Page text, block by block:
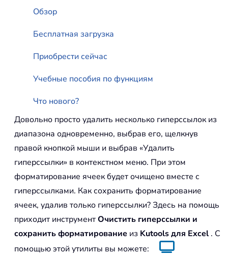
Обзор
Бесплатная загрузка
Приобрести сейчас
Учебные пособия по функциям
Что нового?
Довольно просто удалить несколько гиперссылок из
диапазона одновременно, выбрав его, щелкнув
правой кнопкой мыши и выбрав «Удалить
гиперссылки» в контекстном меню. При этом
форматирование ячеек будет очищено вместе с
гиперссылками. Как сохранить форматирование
ячеек, удалив только гиперссылки? Здесь на помощь
приходит инструментОчистить гиперссылки и
сохранить форматирование из Kutools для Excel . С
помощью этой утилиты вы можете: